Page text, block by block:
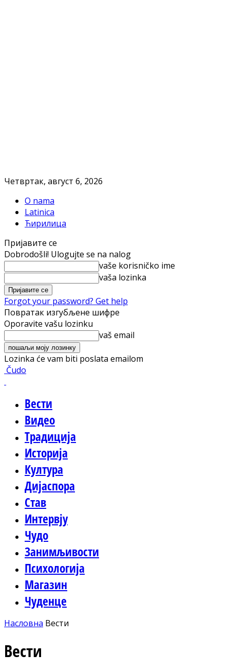
Четвртак, август 6, 2026
O nama
Latinica
Ћирилица
Пријавите се
Dobrodošli! Ulogujte se na nalog
vaše korisničko ime
vaša lozinka
Forgot your password? Get help
Повратак изгубљене шифре
Oporavite vašu lozinku
vaš email
Lozinka će vam biti poslata emailom
Čudo
Вести
Видео
Традиција
Историја
Култура
Дијаспора
Став
Интервју
Чудо
Занимљивости
Психологија
Магазин
Чуденце
Насловна Вести
Вести